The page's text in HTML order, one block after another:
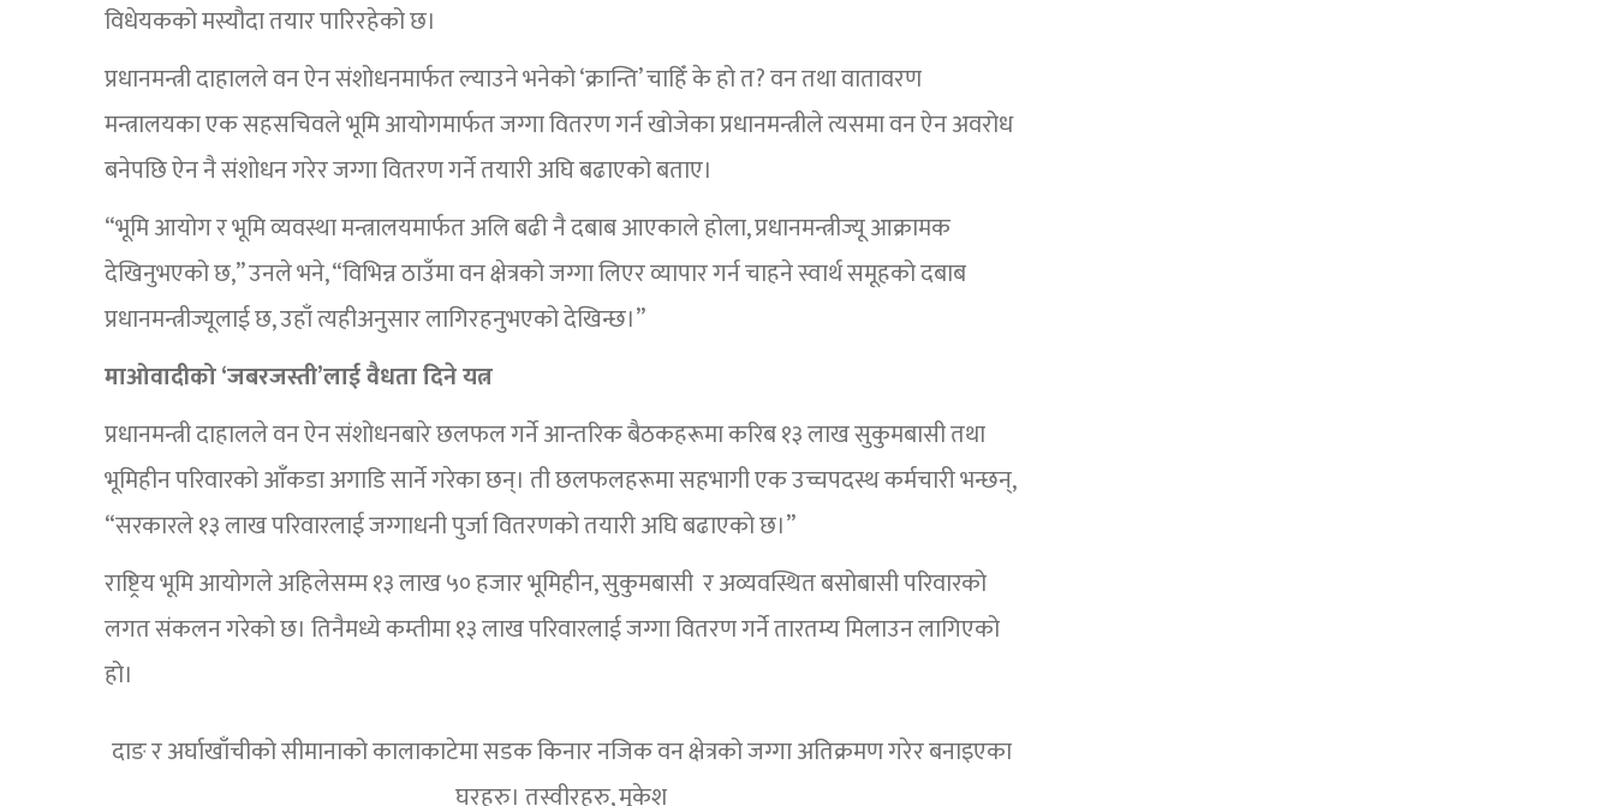
विधेयकको मस्यौदा तयार पारिरहेको छ।
प्रधानमन्त्री दाहालले वन ऐन संशोधनमार्फत ल्याउने भनेको ‘क्रान्ति’ चाहिँ के हो त? वन तथा वातावरण
मन्त्रालयका एक सहसचिवले भूमि आयोगमार्फत जग्गा वितरण गर्न खोजेका प्रधानमन्त्रीले त्यसमा वन ऐन अवरोध
बनेपछि ऐन नै संशोधन गरेर जग्गा वितरण गर्ने तयारी अघि बढाएको बताए।
“भूमि आयोग र भूमि व्यवस्था मन्त्रालयमार्फत अलि बढी नै दबाब आएकाले होला, प्रधानमन्त्रीज्यू आक्रामक
देखिनुभएको छ,” उनले भने, “विभिन्न ठाउँमा वन क्षेत्रको जग्गा लिएर व्यापार गर्न चाहने स्वार्थ समूहको दबाब
प्रधानमन्त्रीज्यूलाई छ, उहाँ त्यहीअनुसार लागिरहनुभएको देखिन्छ।”
माओवादीको ‘जबरजस्ती’लाई वैधता दिने यत्न
प्रधानमन्त्री दाहालले वन ऐन संशोधनबारे छलफल गर्ने आन्तरिक बैठकहरूमा करिब १३ लाख सुकुमबासी तथा
भूमिहीन परिवारको आँकडा अगाडि सार्ने गरेका छन्। ती छलफलहरूमा सहभागी एक उच्चपदस्थ कर्मचारी भन्छन्,
“सरकारले १३ लाख परिवारलाई जग्गाधनी पुर्जा वितरणको तयारी अघि बढाएको छ।”
राष्ट्रिय भूमि आयोगले अहिलेसम्म १३ लाख ५० हजार भूमिहीन, सुकुमबासी र अव्यवस्थित बसोबासी परिवारको
लगत संकलन गरेको छ। तिनैमध्ये कम्तीमा १३ लाख परिवारलाई जग्गा वितरण गर्ने तारतम्य मिलाउन लागिएको
हो।
दाङ र अर्घाखाँचीको सीमानाको कालाकाटेमा सडक किनार नजिक वन क्षेत्रको जग्गा अतिक्रमण गरेर बनाइएका